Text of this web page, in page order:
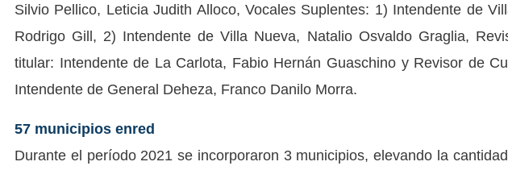
Silvio Pellico, Leticia Judith Alloco, Vocales Suplentes: 1) Intendente de
Rodrigo Gill, 2) Intendente de Villa Nueva, Natalio Osvaldo Graglia,
titular: Intendente de La Carlota, Fabio Hernán Guaschino y Revisor de
Intendente de General Deheza, Franco Danilo Morra.
57 municipios enred
Durante el período 2021 se incorporaron 3 municipios, elevando la